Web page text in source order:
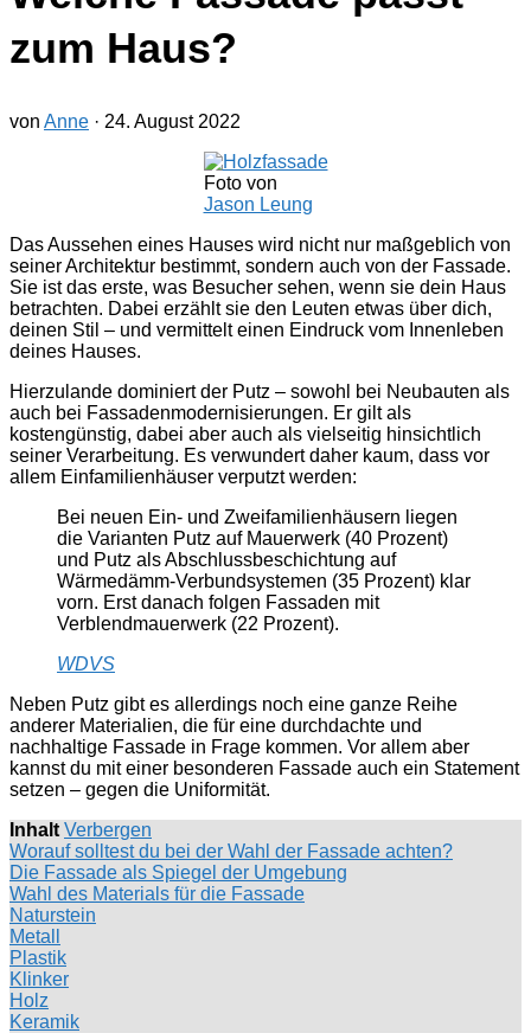
zum Haus?
von Anne · 24. August 2022
Foto von
Jason Leung
Das Aussehen eines Hauses wird nicht nur maßgeblich von
seiner Architektur bestimmt, sondern auch von der Fassade.
Sie ist das erste, was Besucher sehen, wenn sie dein Haus
betrachten. Dabei erzählt sie den Leuten etwas über dich,
deinen Stil – und vermittelt einen Eindruck vom Innenleben
deines Hauses.
Hierzulande dominiert der Putz – sowohl bei Neubauten als
auch bei Fassadenmodernisierungen. Er gilt als
kostengünstig, dabei aber auch als vielseitig hinsichtlich
seiner Verarbeitung. Es verwundert daher kaum, dass vor
allem Einfamilienhäuser verputzt werden:
Bei neuen Ein- und Zweifamilienhäusern liegen
die Varianten Putz auf Mauerwerk (40 Prozent)
und Putz als Abschlussbeschichtung auf
Wärmedämm-Verbundsystemen (35 Prozent) klar
vorn. Erst danach folgen Fassaden mit
Verblendmauerwerk (22 Prozent).
WDVS
Neben Putz gibt es allerdings noch eine ganze Reihe
anderer Materialien, die für eine durchdachte und
nachhaltige Fassade in Frage kommen. Vor allem aber
kannst du mit einer besonderen Fassade auch ein Statement
setzen – gegen die Uniformität.
Inhalt Verbergen
Worauf solltest du bei der Wahl der Fassade achten?
Die Fassade als Spiegel der Umgebung
Wahl des Materials für die Fassade
Naturstein
Metall
Plastik
Klinker
Holz
Keramik